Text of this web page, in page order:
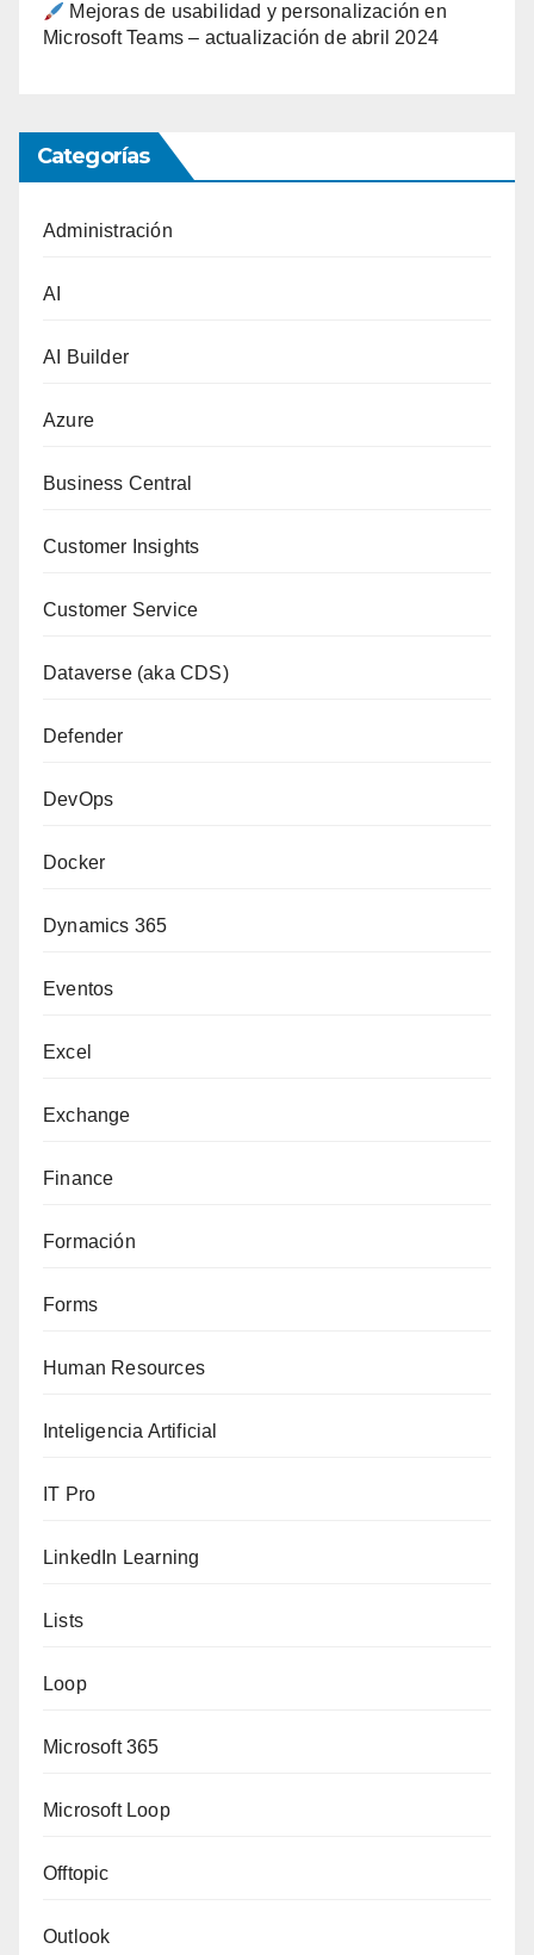
Mejoras de usabilidad y personalización en
Microsoft Teams – actualización de abril 2024
Categorías
Administración
AI
AI Builder
Azure
Business Central
Customer Insights
Customer Service
Dataverse (aka CDS)
Defender
DevOps
Docker
Dynamics 365
Eventos
Excel
Exchange
Finance
Formación
Forms
Human Resources
Inteligencia Artificial
IT Pro
LinkedIn Learning
Lists
Loop
Microsoft 365
Microsoft Loop
Offtopic
Outlook